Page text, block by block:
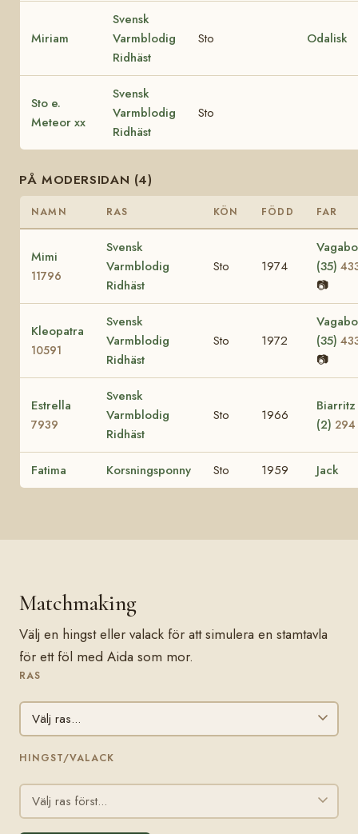
Miriam
Svensk
Varmblodig
Ridhäst
Sto Odalisk
Sto e.
Meteor xx
Svensk
Varmblodig
Ridhäst
Sto
PÅ MODERSIDAN (4)
NAMN RAS KÖN FÖDD FAR
Mimi
11796
Svensk
Varmblodig
Ridhäst
Sto 1974
(35)
📷
Kleopatra
10591
Svensk
Varmblodig
Ridhäst
Sto 1972
(35)
📷
Estrella
7939
Svensk
Varmblodig
Ridhäst
Sto 1966
Biarritz
(2) 294
Fatima Korsningsponny Sto 1959 Jack
Matchmaking
Välj en hingst eller valack för att simulera en stamtavla
för ett föl med Aida som mor.
RAS
HINGST/VALACK